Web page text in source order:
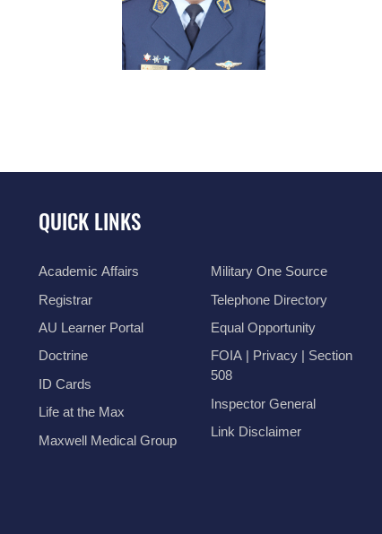
QUICK LINKS
Academic Affairs
Registrar
AU Learner Portal
Doctrine
ID Cards
Life at the Max
Maxwell Medical Group
Military One Source
Telephone Directory
Equal Opportunity
FOIA | Privacy | Section
508
Inspector General
Link Disclaimer